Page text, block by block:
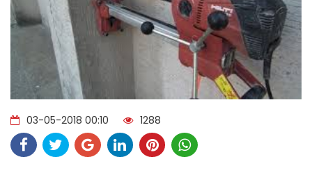
03-05-2018 00:10 1288